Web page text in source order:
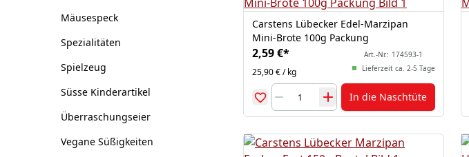
Mäusespeck
Spezialitäten
Spielzeug
Süsse Kinderartikel
Überraschungseier
Vegane Süßigkeiten
Carstens Lübecker Edel-Marzipan
Mini-Brote 100g Packung
2,59 €*
25,90 € / kg
Art.-Nr.: 174593-1
Lieferzeit ca. 2-5 Tage
In die Naschtüte